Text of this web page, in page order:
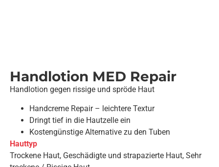
Handlotion MED Repair
Handlotion gegen rissige und spröde Haut
Handcreme Repair – leichtere Textur
Dringt tief in die Hautzelle ein
Kostengünstige Alternative zu den Tuben
Hauttyp
Trockene Haut, Geschädigte und strapazierte Haut, Sehr